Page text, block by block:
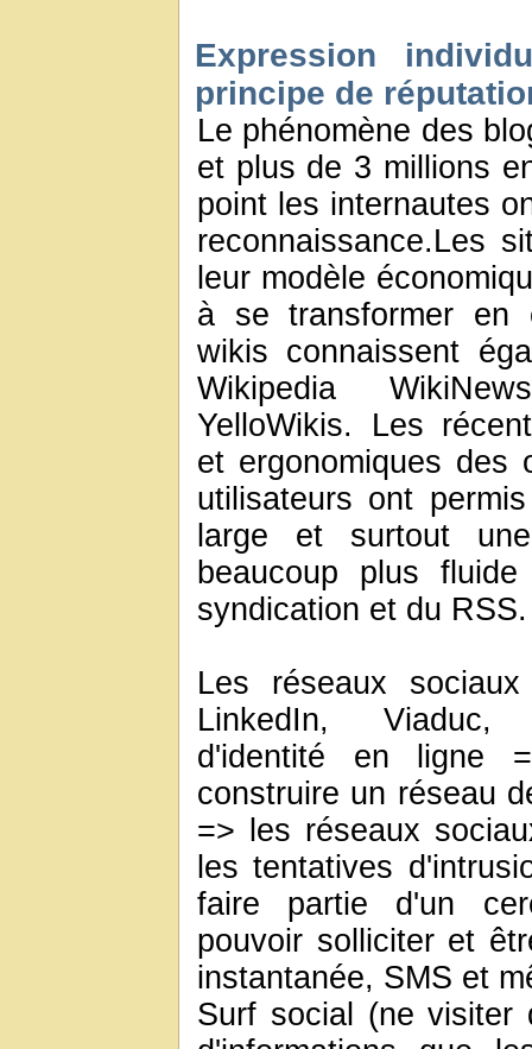
Expression
principe de
Le phénomène des
et plus de 3 millions
point les internautes
reconnaissance.Les
leur modèle
à se transformer en
wikis connaissent
Wikipedia
YelloWikis. Les
et ergonomiques des
utilisateurs ont
large et surtout
beaucoup plus
syndication et du RSS.
Les réseaux
LinkedIn, Viaduc,
d'identité en ligne
construire un réseau
=> les réseaux
les tentatives
faire partie d'un
pouvoir solliciter et
instantanée, SMS et
Surf social (ne visiter